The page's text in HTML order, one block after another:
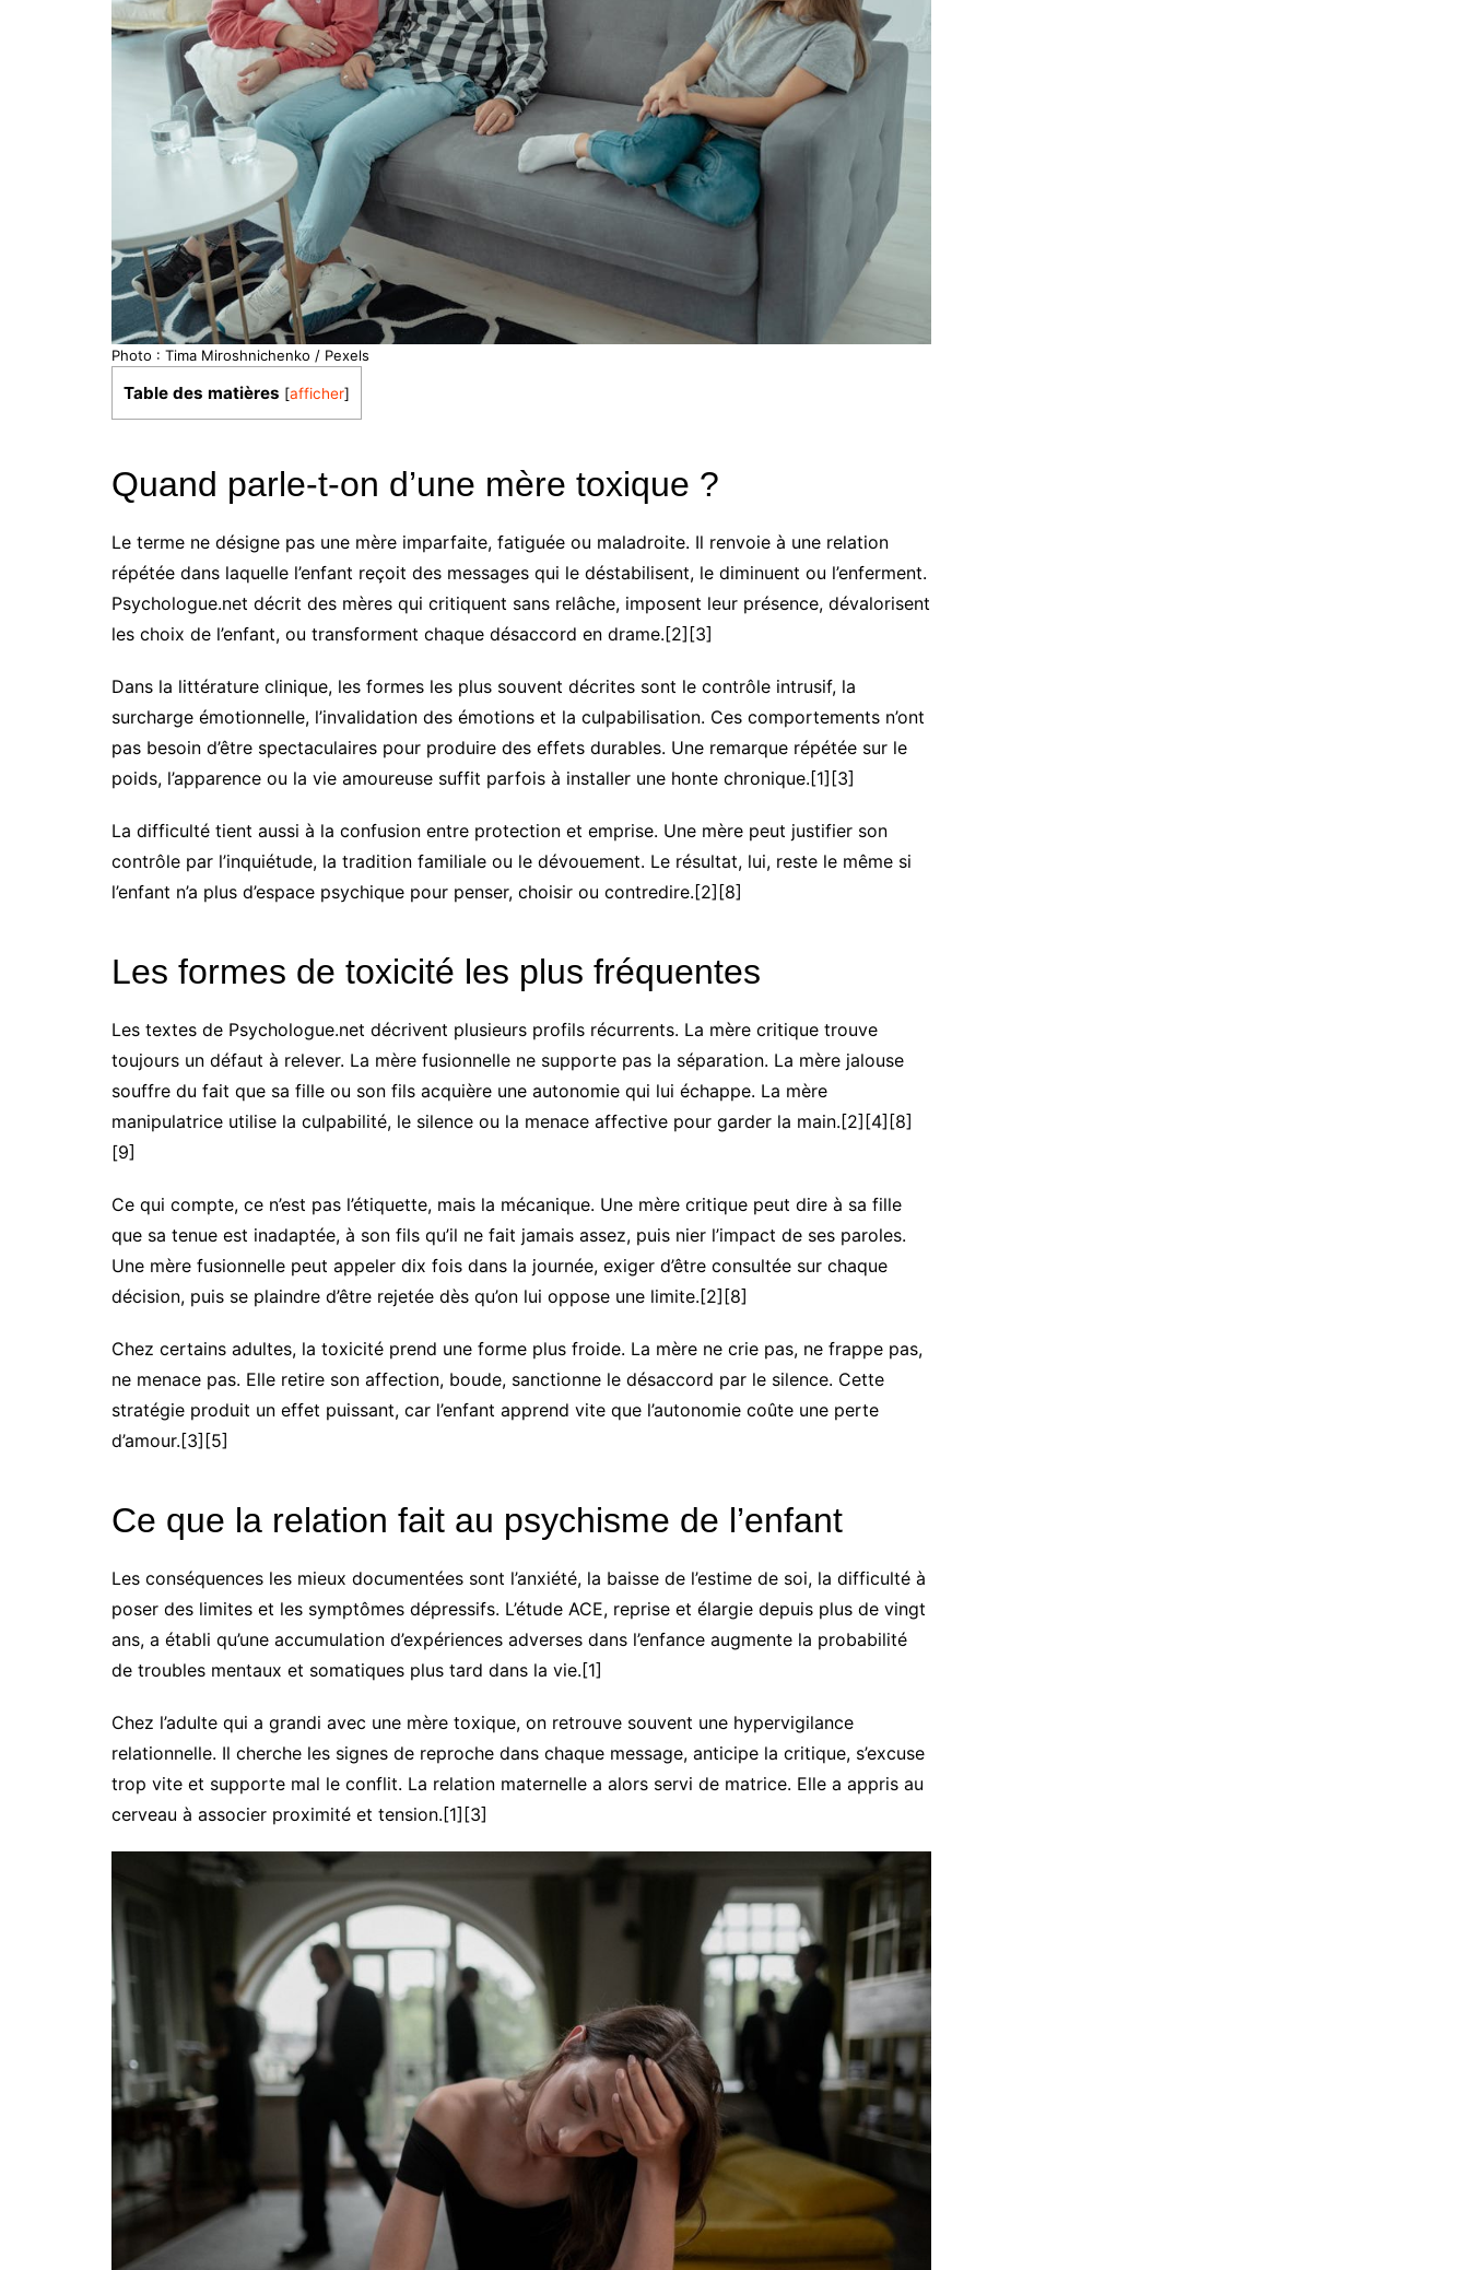
Photo : Tima Miroshnichenko / Pexels
Table des matières [afficher]
Quand parle-t-on d’une mère toxique ?
Le terme ne désigne pas une mère imparfaite, fatiguée ou maladroite. Il renvoie à une relation
répétée dans laquelle l’enfant reçoit des messages qui le déstabilisent, le diminuent ou l’enferment.
Psychologue.net décrit des mères qui critiquent sans relâche, imposent leur présence, dévalorisent
les choix de l’enfant, ou transforment chaque désaccord en drame.[2][3]
Dans la littérature clinique, les formes les plus souvent décrites sont le contrôle intrusif, la
surcharge émotionnelle, l’invalidation des émotions et la culpabilisation. Ces comportements n’ont
pas besoin d’être spectaculaires pour produire des effets durables. Une remarque répétée sur le
poids, l’apparence ou la vie amoureuse suffit parfois à installer une honte chronique.[1][3]
La difficulté tient aussi à la confusion entre protection et emprise. Une mère peut justifier son
contrôle par l’inquiétude, la tradition familiale ou le dévouement. Le résultat, lui, reste le même si
l’enfant n’a plus d’espace psychique pour penser, choisir ou contredire.[2][8]
Les formes de toxicité les plus fréquentes
Les textes de Psychologue.net décrivent plusieurs profils récurrents. La mère critique trouve
toujours un défaut à relever. La mère fusionnelle ne supporte pas la séparation. La mère jalouse
souffre du fait que sa fille ou son fils acquière une autonomie qui lui échappe. La mère
manipulatrice utilise la culpabilité, le silence ou la menace affective pour garder la main.[2][4][8]
[9]
Ce qui compte, ce n’est pas l’étiquette, mais la mécanique. Une mère critique peut dire à sa fille
que sa tenue est inadaptée, à son fils qu’il ne fait jamais assez, puis nier l’impact de ses paroles.
Une mère fusionnelle peut appeler dix fois dans la journée, exiger d’être consultée sur chaque
décision, puis se plaindre d’être rejetée dès qu’on lui oppose une limite.[2][8]
Chez certains adultes, la toxicité prend une forme plus froide. La mère ne crie pas, ne frappe pas,
ne menace pas. Elle retire son affection, boude, sanctionne le désaccord par le silence. Cette
stratégie produit un effet puissant, car l’enfant apprend vite que l’autonomie coûte une perte
d’amour.[3][5]
Ce que la relation fait au psychisme de l’enfant
Les conséquences les mieux documentées sont l’anxiété, la baisse de l’estime de soi, la difficulté à
poser des limites et les symptômes dépressifs. L’étude ACE, reprise et élargie depuis plus de vingt
ans, a établi qu’une accumulation d’expériences adverses dans l’enfance augmente la probabilité
de troubles mentaux et somatiques plus tard dans la vie.[1]
Chez l’adulte qui a grandi avec une mère toxique, on retrouve souvent une hypervigilance
relationnelle. Il cherche les signes de reproche dans chaque message, anticipe la critique, s’excuse
trop vite et supporte mal le conflit. La relation maternelle a alors servi de matrice. Elle a appris au
cerveau à associer proximité et tension.[1][3]